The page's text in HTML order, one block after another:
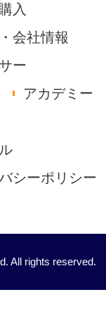
入
会社情報
ー
アカデミー
シーポリシー
All rights reserved.